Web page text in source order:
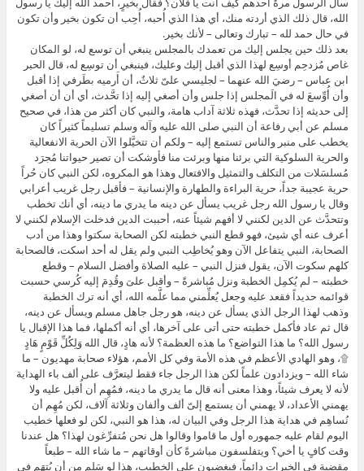
الله، قال ذلك الذي أردته منك، أي هذا الذي أُحبه، أُحِب أن تكون بخير وأن تكون
في حال حمد لله – تبارك وتعالى – لأنك بخير.
بعد ذلك حين يجلس إليك من تعمدك بالمجلس ينبغي أن توسع له، لو المكان
غاص مُزدحِم أوسِع لهذا الذي أقبل إليك وعليك، فينبغي أن توسِع له، قال الحبر
ابن عباس – رضيَ الله عنهما – لجليسي علىّ ثلاثٌ، أن أَرميه بطَرفي إذا أقبل
وأن أُوِّسعَ له في الَمجلس إذا جلس وأن أصغي إليه إذا تحَّدث، أي أن أن أصغي
إلى حديثه إذا تحدَّث، فهذه ثلاثة آداب هامة، والنبي كان أكثر من هذا، في صحيح
مسلم عن أبي رفاعة أن النبي صلى الله عليه وآله وسلم تسليماً كثيراً كان
يخطب على منبر والناس تستمع إليه – ولكم أن تتخيَّلوا الآن الحرية الانفعالية
والحرية السلوكية التي برئنا منها وبرئت منا فأوشكت أن تصير حيواتنا مُجرَد
مُسلسَلات من التكلف والتمثيل والافتعال وهذا هو المكروه، لكن النبي كان حُراً
حرية عجيبة جداً، حرية البراءة والطهارة والإنسانية – فأقبل رجل غريب أعرابي
وقال يا رسول الله رجل غريب يسأل عن دينه ما يدري ما دينه، أي أنك تخطب
وتتحدَّث عن الدين لكنني لا أفهم شيئاً عنه، أحببت الدين فدخلت الإسلام لكنني لا
أعرف عنه أي شيئ، فهو قطع النبي خطبته لكن الصحابة سكتوا وهذا من أدب
الصحابة، النبي يتفاعل الآن وهو يُخاطِب النبي ولم يقل له أحد اسكت، فالصحابة
كلهم سكوت الآن، يقول فنزل النبي – عليه الصلاة وأفضل السلام – وقطع
خطبته – لم يُكمِل الخطبة ونزل مُباشرةً – وأقبل علىَ وقُدِمَ إليه كُرسي حسبت
قوائمه حديداً فقعد عليه وجعل يُعلِّمني مما علَّمه الله، أي أنه ترك الخطبة
وذهب لهذا الرجل الذي يسأل عن دينه، هو رجل جاهل مسلم ويسأل عن دينه،
قال ثم عاد فأكمل خطبته حتى أتى على آخرها، أي أنه أكملها، فما هذا الإقبال يا
رسول الله؟ ما هذا التواضع؟ ما هذه العظمة؟ لأنه هادٍ، قال الله وَلِكُلِّ قَوْمٍ هَادٍ
۩، وهو الهادي الأعظم في هذه الأمة وفي كل الأمم، هؤلاء صحابة مهديون – ما
شاء الله – ويزدادون علماً لكن هذا الرجل جاء فقط ليتعرَّف على ألف باء الهداية
لأنه لا يعرف شيئاً، وهذا معنى أنه قال ما يدري ما دينه، فمُهِم أن أُقبل عليه ولا
يهمني الأعداد، لا يهمني أن يستمع إلىّ ألف وألفان وثلاثة آلاف، لكن مُهِم أن
نُساهِم في هداية هذا الرجل وفي البيان له، هذا هو النبي، لكن لو فعلها خطيب
اليوم لقام عليه جمهوره أول ما قاموا وقالوا هل نحن مُتفرِّغون لهذا؟ هل عندنا
وقت كافٍ يا أخي؟ ويتفلسفون مباشرةً كأن أوقاتهم – ما شاء الله – طبعاً
مقضية في الخيرات دائماً، فيغضبون على الخطيب، هذا لو سَلِم مِن أن يُتهَم في